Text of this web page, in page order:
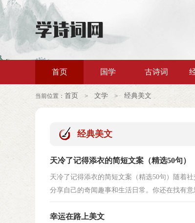
首页 国学 古诗词
当前位置： 首页 > 文学 > 经典美文
经典美文
天冷了记得添衣的简短文案（精选50句）
天冷了记得添衣的简短文案（精选50句）随着
分享自己的奇闻趣事和生活日常。你还在找有
幸运在路上美文